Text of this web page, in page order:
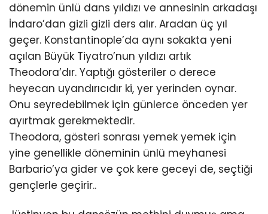
dönemin ünlü dans yıldızı ve annesinin arkadaşı
İndaro’dan gizli gizli ders alır. Aradan üç yıl
geçer. Konstantinople’da aynı sokakta yeni
açılan Büyük Tiyatro’nun yıldızı artık
Theodora’dır. Yaptığı gösteriler o derece
heyecan uyandırıcıdır ki, yer yerinden oynar.
Onu seyredebilmek için günlerce önceden yer
ayırtmak gerekmektedir.
Theodora, gösteri sonrası yemek yemek için
yine genellikle döneminin ünlü meyhanesi
Barbario’ya gider ve çok kere geceyi de, seçtiği
gençlerle geçirir..